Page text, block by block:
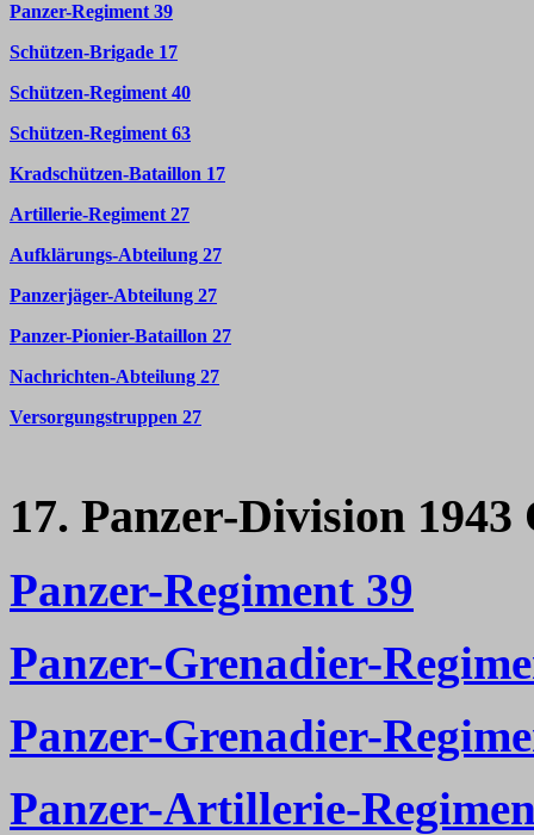
Panzer-Regiment 39
Schützen-Brigade 17
Schützen-Regiment 40
Schützen-Regiment 63
Kradschützen-Bataillon 17
Artillerie-Regiment 27
Aufklärungs-Abteilung 27
Panzerjäger-Abteilung 27
Panzer-Pionier-Bataillon 27
Nachrichten-Abteilung 27
Versorgungstruppen 27
17. Panzer-Division
Panzer-Regiment 39
Panzer-Grenadier-
Panzer-Grenadier-
Panzer-Artillerie-